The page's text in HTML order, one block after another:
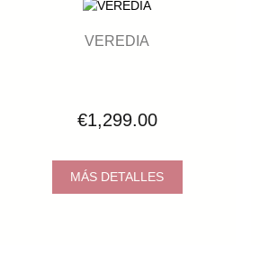
VEREDIA
€1,299.00
MÁS DETALLES